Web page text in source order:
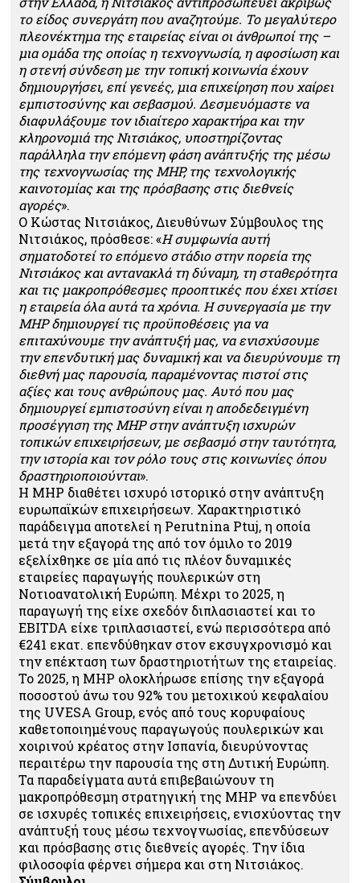
το είδος συνεργάτη που αναζητούμε. Το μεγαλύτερο
πλεονέκτημα της εταιρείας είναι οι άνθρωποί της –
μια ομάδα της οποίας η τεχνογνωσία, η αφοσίωση και
η στενή σύνδεση με την τοπική κοινωνία έχουν
δημιουργήσει, επί γενεές, μια επιχείρηση που χαίρει
εμπιστοσύνης και σεβασμού. Δεσμευόμαστε να
διαφυλάξουμε τον ιδιαίτερο χαρακτήρα και την
κληρονομιά της Νιτσιάκος, υποστηρίζοντας
παράλληλα την επόμενη φάση ανάπτυξής της μέσω
της τεχνογνωσίας της MHP, της τεχνολογικής
καινοτομίας και της πρόσβασης στις διεθνείς
αγορές».
Ο Κώστας Νιτσιάκος, Διευθύνων Σύμβουλος της
Νιτσιάκος, πρόσθεσε: «Η συμφωνία αυτή
σηματοδοτεί το επόμενο στάδιο στην πορεία της
Νιτσιάκος και αντανακλά τη δύναμη, τη σταθερότητα
και τις μακροπρόθεσμες προοπτικές που έχει χτίσει
η εταιρεία όλα αυτά τα χρόνια. Η συνεργασία με την
MHP δημιουργεί τις προϋποθέσεις για να
επιταχύνουμε την ανάπτυξή μας, να ενισχύσουμε
την επενδυτική μας δυναμική και να διευρύνουμε τη
διεθνή μας παρουσία, παραμένοντας πιστοί στις
αξίες και τους ανθρώπους μας. Αυτό που μας
δημιουργεί εμπιστοσύνη είναι η αποδεδειγμένη
προσέγγιση της MHP στην ανάπτυξη ισχυρών
τοπικών επιχειρήσεων, με σεβασμό στην ταυτότητα,
την ιστορία και τον ρόλο τους στις κοινωνίες όπου
δραστηριοποιούνται».
Η MHP διαθέτει ισχυρό ιστορικό στην ανάπτυξη
ευρωπαϊκών επιχειρήσεων. Χαρακτηριστικό
παράδειγμα αποτελεί η Perutnina Ptuj, η οποία
μετά την εξαγορά της από τον όμιλο το 2019
εξελίχθηκε σε μία από τις πλέον δυναμικές
εταιρείες παραγωγής πουλερικών στη
Νοτιοανατολική Ευρώπη. Μέχρι το 2025, η
παραγωγή της είχε σχεδόν διπλασιαστεί και το
EBITDA είχε τριπλασιαστεί, ενώ περισσότερα από
€241 εκατ. επενδύθηκαν στον εκσυγχρονισμό και
την επέκταση των δραστηριοτήτων της εταιρείας.
Το 2025, η MHP ολοκλήρωσε επίσης την εξαγορά
ποσοστού άνω του 92% του μετοχικού κεφαλαίου
της UVESA Group, ενός από τους κορυφαίους
καθετοποιημένους παραγωγούς πουλερικών και
χοιρινού κρέατος στην Ισπανία, διευρύνοντας
περαιτέρω την παρουσία της στη Δυτική Ευρώπη.
Τα παραδείγματα αυτά επιβεβαιώνουν τη
μακροπρόθεσμη στρατηγική της MHP να επενδύει
σε ισχυρές τοπικές επιχειρήσεις, ενισχύοντας την
ανάπτυξή τους μέσω τεχνογνωσίας, επενδύσεων
και πρόσβασης στις διεθνείς αγορές. Την ίδια
φιλοσοφία φέρνει σήμερα και στη Νιτσιάκος.